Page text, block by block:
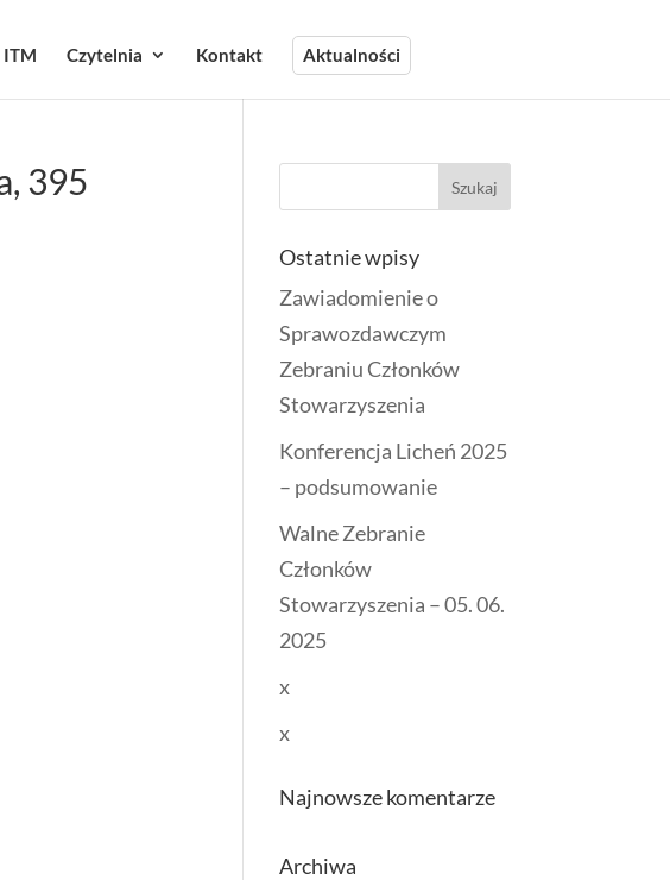
ITM Czytelnia Kontakt Aktualności
395
Ostatnie wpisy
Zawiadomienie o
Sprawozdawczym
Zebraniu Członków
Stowarzyszenia
Konferencja Licheń 2025
– podsumowanie
Walne Zebranie
Członków
Stowarzyszenia – 05. 06.
2025
x
x
Najnowsze komentarze
Archiwa